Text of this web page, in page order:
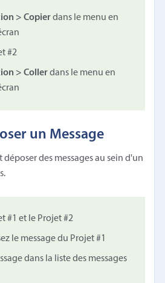
> Copierdans le menu en
#2
> Collerdans le menu en
un Message
déposer des messages au sein d'un
#1 et le Projet #2
le message du Projet #1
dans la liste des messages